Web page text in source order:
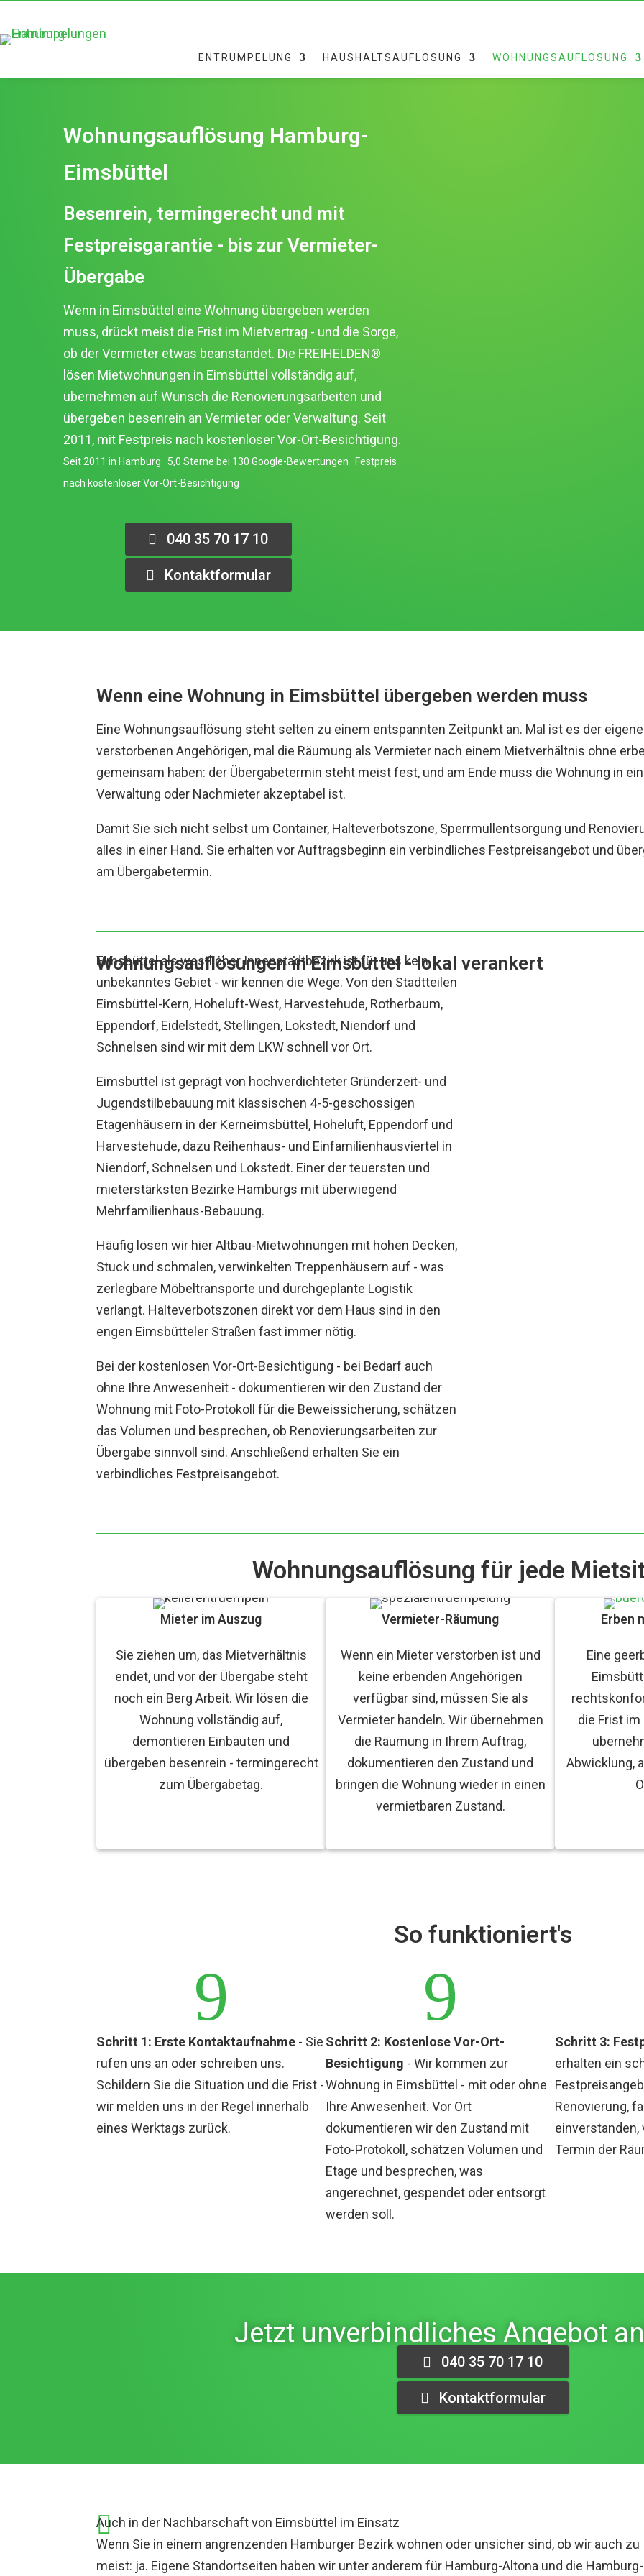
ENTRÜMPELUNG HAUSHALTSAUFLÖSUNG WOHNUNGSAUFLÖSUNG
Wohnungsauflösung Hamburg-
Eimsbüttel
Besenrein, termingerecht und mit
Festpreisgarantie - bis zur Vermieter-
Übergabe
Wenn in Eimsbüttel eine Wohnung übergeben werden
muss, drückt meist die Frist im Mietvertrag - und die Sorge,
ob der Vermieter etwas beanstandet. Die FREIHELDEN®
lösen Mietwohnungen in Eimsbüttel vollständig auf,
übernehmen auf Wunsch die Renovierungsarbeiten und
übergeben besenrein an Vermieter oder Verwaltung. Seit
2011, mit Festpreis nach kostenloser Vor-Ort-Besichtigung.
Seit 2011 in Hamburg · 5,0 Sterne bei 130 Google-Bewertungen · Festpreis
nach kostenloser Vor-Ort-Besichtigung
040 35 70 17 10
Kontaktformular
Wenn eine Wohnung in Eimsbüttel übergeben werden muss
Eine Wohnungsauflösung steht selten zu einem entspannten Zeitpunkt an. Mal ist es der
verstorbenen Angehörigen, mal die Räumung als Vermieter nach einem Mietverhältnis ohne
gemeinsam haben: der Übergabetermin steht meist fest, und am Ende muss die Wohnung in
Verwaltung oder Nachmieter akzeptabel ist.
Damit Sie sich nicht selbst um Container, Halteverbotszone, Sperrmüllentsorgung und
alles in einer Hand. Sie erhalten vor Auftragsbeginn ein verbindliches Festpreisangebot und
am Übergabetermin.
Wohnungsauflösungen in Eimsbüttel - lokal verankert
Eimsbüttel als westlicher Innenstadtbezirk ist für uns kein
unbekanntes Gebiet - wir kennen die Wege. Von den Stadtteilen
Eimsbüttel-Kern, Hoheluft-West, Harvestehude, Rotherbaum,
Eppendorf, Eidelstedt, Stellingen, Lokstedt, Niendorf und
Schnelsen sind wir mit dem LKW schnell vor Ort.
Eimsbüttel ist geprägt von hochverdichteter Gründerzeit- und
Jugendstilbebauung mit klassischen 4-5-geschossigen
Etagenhäusern in der Kerneimsbüttel, Hoheluft, Eppendorf und
Harvestehude, dazu Reihenhaus- und Einfamilienhausviertel in
Niendorf, Schnelsen und Lokstedt. Einer der teuersten und
mieterstärksten Bezirke Hamburgs mit überwiegend
Mehrfamilienhaus-Bebauung.
Häufig lösen wir hier Altbau-Mietwohnungen mit hohen Decken,
Stuck und schmalen, verwinkelten Treppenhäusern auf - was
zerlegbare Möbeltransporte und durchgeplante Logistik
verlangt. Halteverbotszonen direkt vor dem Haus sind in den
engen Eimsbütteler Straßen fast immer nötig.
Bei der kostenlosen Vor-Ort-Besichtigung - bei Bedarf auch
ohne Ihre Anwesenheit - dokumentieren wir den Zustand der
Wohnung mit Foto-Protokoll für die Beweissicherung, schätzen
das Volumen und besprechen, ob Renovierungsarbeiten zur
Übergabe sinnvoll sind. Anschließend erhalten Sie ein
verbindliches Festpreisangebot.
Wohnungsauflösung für jede
Mieter im Auszug
Sie ziehen um, das Mietverhältnis
endet, und vor der Übergabe steht
noch ein Berg Arbeit. Wir lösen die
Wohnung vollständig auf,
demontieren Einbauten und
übergeben besenrein - termingerecht
zum Übergabetag.
Vermieter-Räumung
Wenn ein Mieter verstorben ist und
keine erbenden Angehörigen
verfügbar sind, müssen Sie als
Vermieter handeln. Wir übernehmen
die Räumung in Ihrem Auftrag,
dokumentieren den Zustand und
bringen die Wohnung wieder in einen
vermietbaren Zustand.
Erben
Eine
die Frist
Abwicklung,
So funktioniert's
9
Schritt 1: Erste Kontaktaufnahme - Sie
rufen uns an oder schreiben uns.
Schildern Sie die Situation und die Frist -
wir melden uns in der Regel innerhalb
eines Werktags zurück.
9
Schritt 2: Kostenlose Vor-Ort-
Besichtigung - Wir kommen zur
Wohnung in Eimsbüttel - mit oder ohne
Ihre Anwesenheit. Vor Ort
dokumentieren wir den Zustand mit
Foto-Protokoll, schätzen Volumen und
Etage und besprechen, was
angerechnet, gespendet oder entsorgt
werden soll.
Schritt 3:
erhalten ein
Renovierung,
einverstanden,
Termin der
Jetzt unverbindliches Angebot
040 35 70 17 10
Kontaktformular

Auch in der Nachbarschaft von Eimsbüttel im Einsatz
Wenn Sie in einem angrenzenden Hamburger Bezirk wohnen oder unsicher sind, ob wir auch
meist: ja. Eigene Standortseiten haben wir unter anderem für Hamburg-Altona und die